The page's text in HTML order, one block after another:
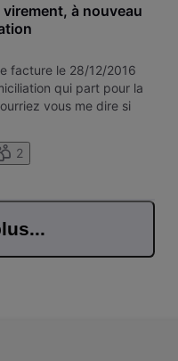
à nouveau
facture le 28/12/2016
qui part pour la
vous me dire si
2